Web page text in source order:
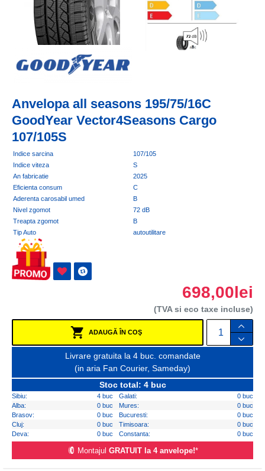
Anvelopa all seasons 195/75/16C
GoodYear Vector4Seasons Cargo
107/105S
Indice sarcina
107/105
Indice viteza
S
An fabricatie
2025
Eficienta consum
C
Aderenta carosabil umed
B
Nivel zgomot
72 dB
Treapta zgomot
B
Tip Auto
autoutilitare
698,00lei
(TVA si eco taxe incluse)
ADAUGĂ ÎN COŞ
Livrare gratuita la 4 buc. comandate
(in aria Fan Courier, Sameday)
Stoc total: 4 buc
Sibiu: 4 buc Galati:
0 buc
Alba:
0 buc Mures:
0 buc
Brasov:
0 buc Bucuresti:
0 buc
Cluj:
0 buc Timisoara:
0 buc
Deva:
0 buc Constanta: 0 buc
Montajul GRATUIT la 4 anvelope!*